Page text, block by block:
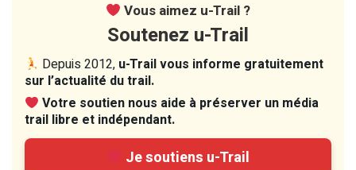
Vous aimez u-Trail ?
Soutenez u-Trail
Depuis 2012, u-Trail vous informe gratuitement
sur l’actualité du trail.
Votre soutien nous aide à préserver un média
trail libre et indépendant.
Je soutiens u-Trail